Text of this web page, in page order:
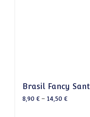
Brasil Fancy
8,90 €– 14,50 €